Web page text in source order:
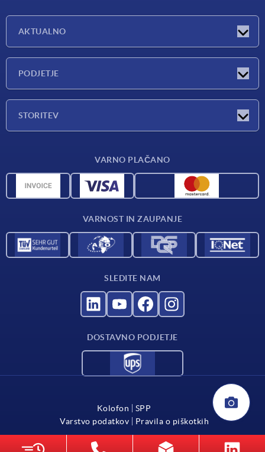
AKTUALNO
PODJETJE
STORITEV
CAD podatki
Za dobavitelje
VARNO PLAČANO
VARNOST IN ZAUPANJE
SLEDITE NAM
DOSTAVNO PODJETJE
Kolofon
SPP
Varstvo podatkov
Pravila o piškotkih